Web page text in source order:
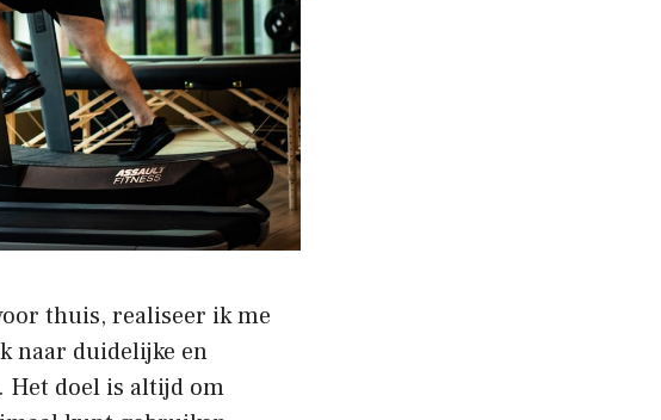
thuis, realiseer ik me
naar duidelijke en
Het doel is altijd om